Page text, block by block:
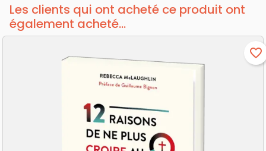
Les clients qui ont acheté ce produit ont
également acheté...
favorite_border